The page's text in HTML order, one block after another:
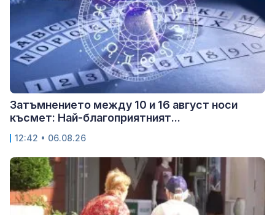
Затъмнението между 10 и 16 август носи
късмет: Най-благоприятният...
12:42 • 06.08.26